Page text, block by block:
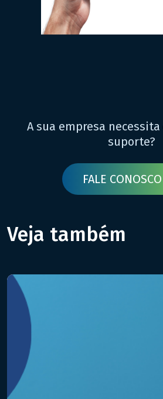
A sua empresa
suporte?
FALE CONOSCO
Veja também